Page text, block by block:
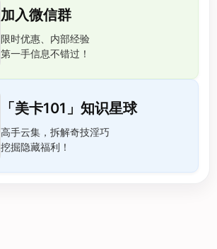
加入微信群
限时优惠、内部经验
第一手信息不错过！
「美卡101」知识星球
高手云集，拆解奇技淫巧
挖掘隐藏福利！